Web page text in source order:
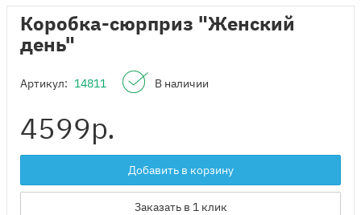
Коробка-сюрприз "Женский
день"
Артикул: 14811 В наличии
4599р.
Добавить в корзину
Заказать в 1 клик